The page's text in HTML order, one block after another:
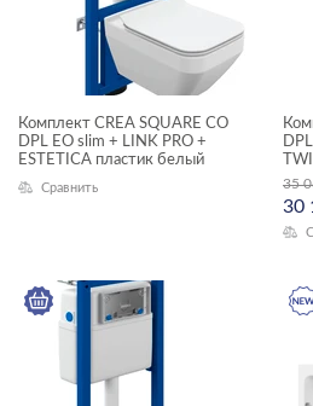
раковины и пьедесталы
смесители
унитазы, биде, писсуары
ТИП ПРОДУКТА
комплекты (готовые решения)
смесители
унитазы подвесные
Комплект CREA SQUARE CO
DPL EO slim + LINK PRO +
ESTETICA пластик белый
Сравнить 35
30